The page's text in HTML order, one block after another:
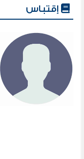
إقتباس